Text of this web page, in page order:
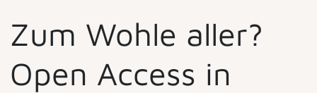
Zum Wohle aller?
Open Access in